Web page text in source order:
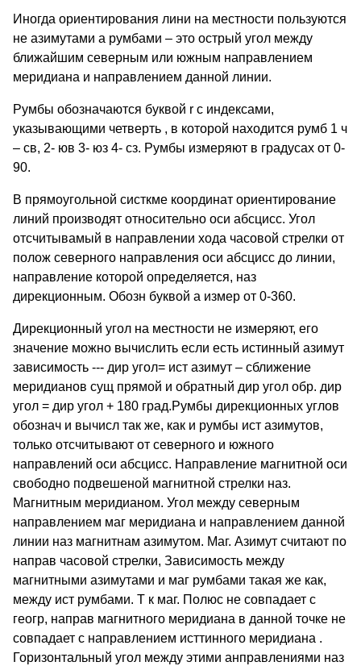
Иногда ориентирования лини на местности пользуются
не азимутами а румбами – это острый угол между
ближайшим северным или южным направлением
меридиана и направлением данной линии.
Румбы обозначаются буквой r с индексами,
указывающими четверть , в которой находится румб 1 ч
– св, 2- юв 3- юз 4- сз. Румбы измеряют в градусах от 0-
90.
В прямоугольной систкме координат ориентирование
линий производят относительно оси абсцисс. Угол
отсчитывамый в направлении хода часовой стрелки от
полож северного направления оси абсцисс до линии,
направление которой определяется, наз
дирекционным. Обозн буквой a измер от 0-360.
Дирекционный угол на местности не измеряют, его
значение можно вычислить если есть истинный азимут
зависимость --- дир угол= ист азимут – сближение
меридианов сущ прямой и обратный дир угол обр. дир
угол = дир угол + 180 град.Румбы дирекционных углов
обознач и вычисл так же, как и румбы ист азимутов,
только отсчитывают от северного и южного
направлений оси абсцисс. Направление магнитной оси
свободно подвешеной магнитной стрелки наз.
Магнитным меридианом. Угол между северным
направлением маг меридиана и направлением данной
линии наз магнитнам азимутом. Маг. Азимут считают по
направ часовой стрелки, Зависимость между
магнитными азимутами и маг румбами такая же как,
между ист румбами. Т к маг. Полюс не совпадает с
геогр, направ магнитного меридиана в данной точке не
совпадает с направлением исттинного меридиана .
Горизонтальный угол между этими анправлениями наз